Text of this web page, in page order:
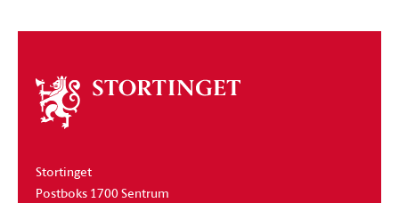
Om
stortinget
Stortinget
Postboks 1700 Sentrum